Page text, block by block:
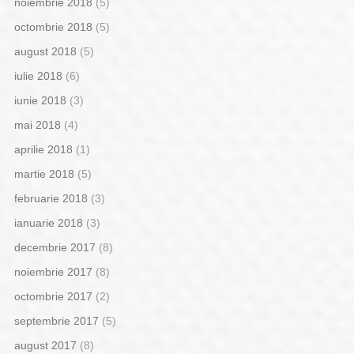
octombrie 2018 (5)
august 2018 (5)
iulie 2018 (6)
iunie 2018 (3)
mai 2018 (4)
aprilie 2018 (1)
martie 2018 (5)
februarie 2018 (3)
ianuarie 2018 (3)
decembrie 2017 (8)
noiembrie 2017 (8)
octombrie 2017 (2)
septembrie 2017 (5)
august 2017 (8)